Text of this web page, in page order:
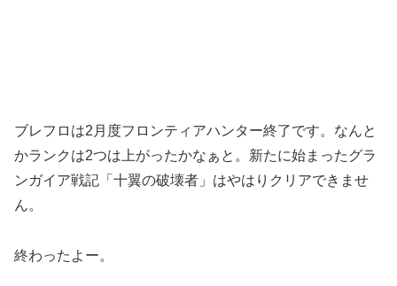
ブレフロは2月度フロンティアハンター終了です。なんと
かランクは2つは上がったかなぁと。新たに始まったグラ
ンガイア戦記「十翼の破壊者」はやはりクリアできませ
ん。
終わったよー。